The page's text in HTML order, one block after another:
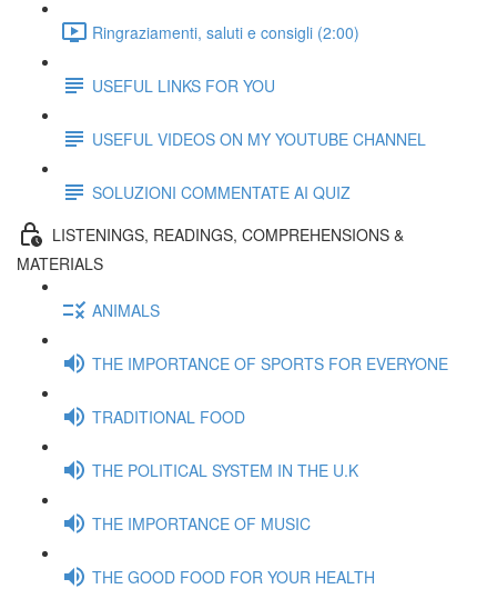
Ringraziamenti, saluti e consigli (2:00)
USEFUL LINKS FOR YOU
USEFUL VIDEOS ON MY YOUTUBE CHANNEL
SOLUZIONI COMMENTATE AI QUIZ
LISTENINGS, READINGS, COMPREHENSIONS &
MATERIALS
ANIMALS
THE IMPORTANCE OF SPORTS FOR EVERYONE
TRADITIONAL FOOD
THE POLITICAL SYSTEM IN THE U.K
THE IMPORTANCE OF MUSIC
THE GOOD FOOD FOR YOUR HEALTH